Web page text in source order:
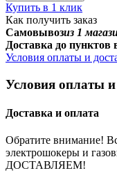
Купить в 1 клик
Как получить заказ
Самовывозиз 1
Доставка до
Условия оплаты и
Условия оплаты и
Доставка и оплата
Обратите внимание!
электрошокеры и
ДОСТАВЛЯЕМ!